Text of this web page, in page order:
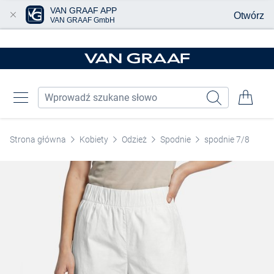
Strona główna Kobiety Odzież Spodnie spodnie 7/8
VAN GRAAF APP
VAN GRAAF GmbH Otwórz